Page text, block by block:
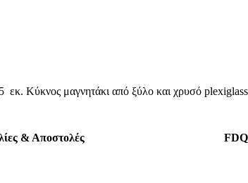
Κύκνος μαγνητάκι από ξύλο και χρυσό
& Αποστολές FDQ